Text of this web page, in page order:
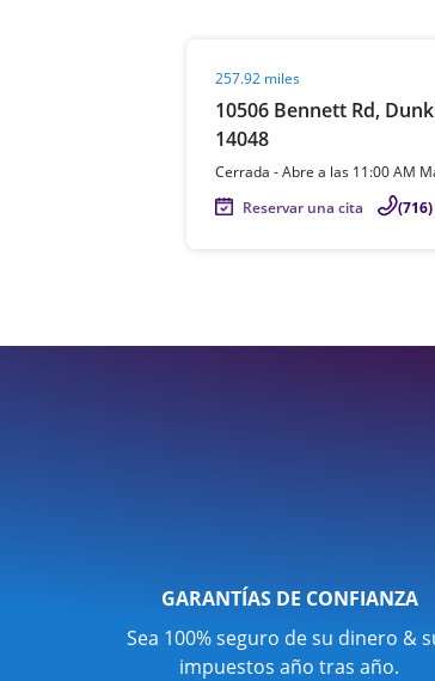
257.92 miles
10506 Bennett Rd,
14048
Cerrada -Abre a las 11:00 AM
Reservar una cita
GARANTÍAS DE CONFIANZA
Sea 100% seguro de su dinero &
impuestos año tras año.